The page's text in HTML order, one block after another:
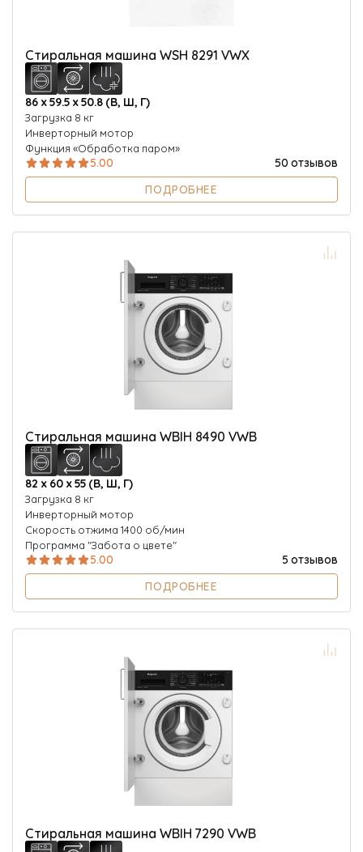
Стиральная машина WSH 8291 VWX
86 х 59.5 х 50.8 (В, Ш, Г)
Загрузка 8 кг
Инверторный мотор
Функция «Обработка паром»
5.00
50 отзывов
ПОДРОБНЕЕ
Стиральная машина WBIH 8490 VWB
82 х 60 х 55 (В, Ш, Г)
Загрузка 8 кг
Инверторный мотор
Скорость отжима 1400 об/мин
Программа "Забота о цвете"
5.00
5 отзывов
ПОДРОБНЕЕ
Стиральная машина WBIH 7290 VWB